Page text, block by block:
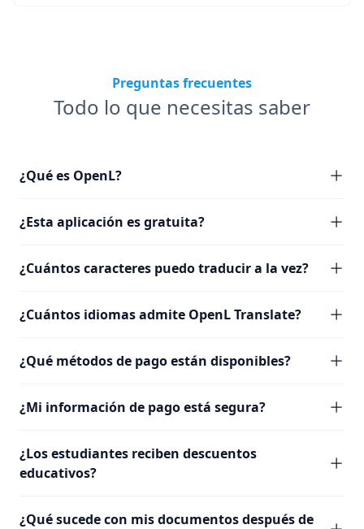
Preguntas frecuentes
Todo lo que necesitas saber
¿Qué es OpenL?
¿Esta aplicación es gratuita?
¿Cuántos caracteres puedo traducir a la vez?
¿Cuántos idiomas admite OpenL Translate?
¿Qué métodos de pago están disponibles?
¿Mi información de pago está segura?
¿Los estudiantes reciben descuentos
educativos?
¿Qué sucede con mis documentos después de